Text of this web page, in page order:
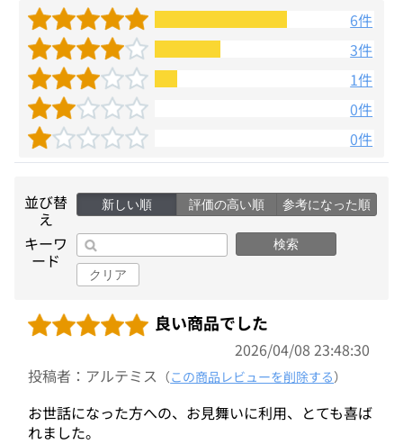
6件
3件
1件
0件
0件
並び替
え
新しい順 評価の高い順 参考になった順
キーワ
ード
検索
クリア
良い商品でした
2026/04/08 23:48:30
投稿者：アルテミス （この商品レビューを削除する）
お世話になった方への、お見舞いに利用、とても喜ば
れました。